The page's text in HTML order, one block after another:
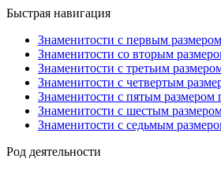
Быстрая навигация
Знаменитости с первым
Знаменитости со вторым
Знаменитости с третьим
Знаменитости с четвертым
Знаменитости с пятым размером
Знаменитости с шестым
Знаменитости с седьмым
Род деятельности